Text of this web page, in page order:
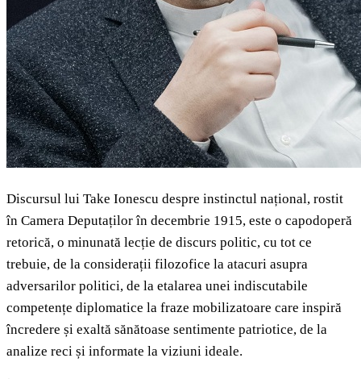
Discursul lui Take Ionescu despre instinctul național, rostit
în Camera Deputaților în decembrie 1915, este o capodoperă
retorică, o minunată lecție de discurs politic, cu tot ce
trebuie, de la considerații filozofice la atacuri asupra
adversarilor politici, de la etalarea unei indiscutabile
competențe diplomatice la fraze mobilizatoare care inspiră
încredere și exaltă sănătoase sentimente patriotice, de la
analize reci și informate la viziuni ideale.